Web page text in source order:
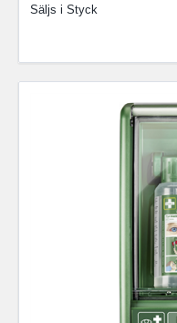
Säljs i Styck